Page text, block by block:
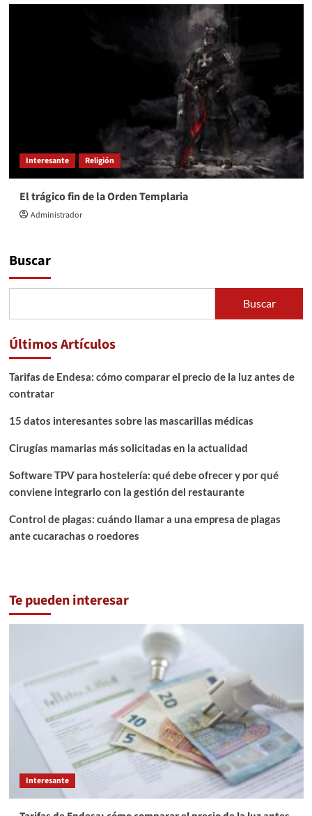
Interesante Religión
El trágico fin de la Orden Templaria
Administrador
Buscar
Buscar
Últimos Artículos
Tarifas de Endesa: cómo comparar el precio de la luz antes de
contratar
15 datos interesantes sobre las mascarillas médicas
Cirugías mamarias más solicitadas en la actualidad
Software TPV para hostelería: qué debe ofrecer y por qué
conviene integrarlo con la gestión del restaurante
Control de plagas: cuándo llamar a una empresa de plagas
ante cucarachas o roedores
Te pueden interesar
Interesante